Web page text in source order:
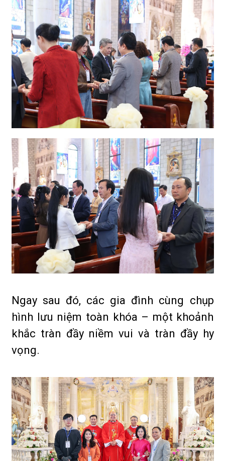
Ngay sau đó, các gia đình cùng chụp
hình lưu niệm toàn khóa – một khoảnh
khắc tràn đầy niềm vui và tràn đầy hy
vọng.